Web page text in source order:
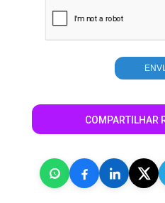
COMPARTILHAR